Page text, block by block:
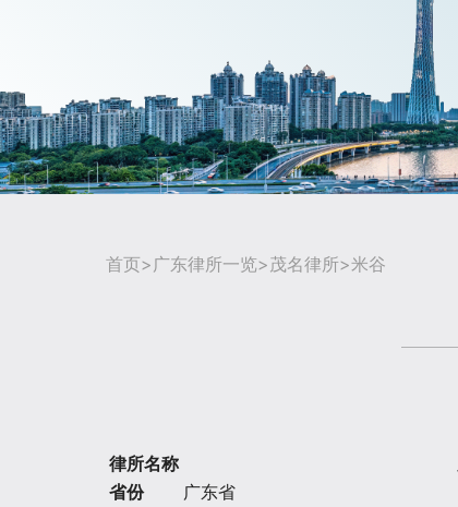
首页> 广东律所一览>茂名律所>米谷
律所名称
省份
广东省